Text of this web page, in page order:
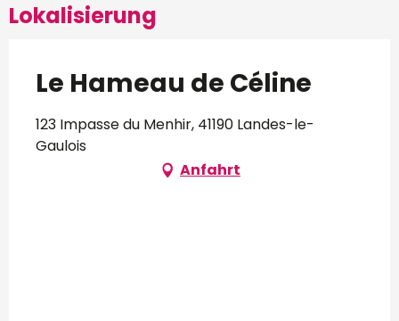
Lokalisierung
Le Hameau de Céline
123 Impasse du Menhir, 41190 Landes-le-
Gaulois
Anfahrt